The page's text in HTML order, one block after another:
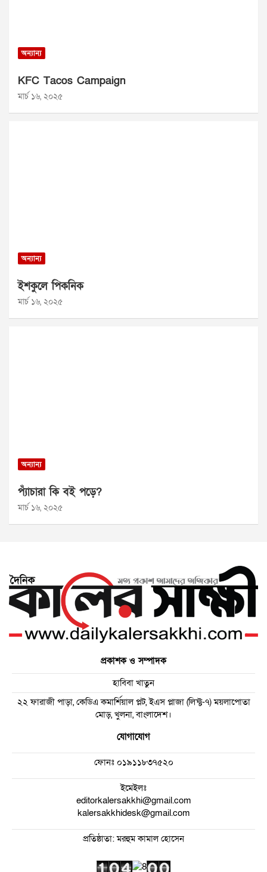
অন্যান্য
KFC Tacos Campaign
মার্চ ১৬, ২০২৫
অন্যান্য
ইশকুলে পিকনিক
মার্চ ১৬, ২০২৫
অন্যান্য
প্যাঁচারা কি বই পড়ে?
মার্চ ১৬, ২০২৫
প্রকাশক ও সম্পাদক
হাবিবা খাতুন
২২ ফারাজী পাড়া, কেডিএ কমার্শিয়াল প্লট, ইএস প্লাজা (লিফ্ট-৭) ময়লাপোতা
মোড়, খুলনা, বাংলাদেশ।
যোগাযোগ
ফোনঃ০১৯১১৮৩৭৫২০
ইমেইলঃ
editorkalersakkhi@gmail.com
kalersakkhidesk@gmail.com
প্রতিষ্ঠাতা: মরহুম কামাল হোসেন